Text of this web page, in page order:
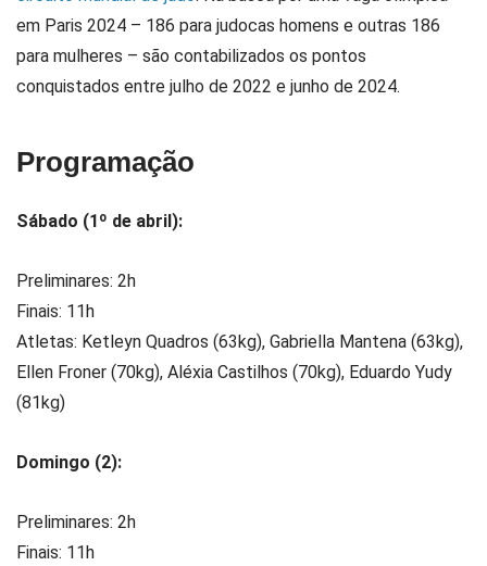
em Paris 2024 – 186 para judocas homens e outras 186
para mulheres – são contabilizados os pontos
conquistados entre julho de 2022 e junho de 2024.
Programação
Sábado (1º de abril):
Preliminares: 2h
Finais: 11h
Atletas: Ketleyn Quadros (63kg), Gabriella Mantena (63kg),
Ellen Froner (70kg), Aléxia Castilhos (70kg), Eduardo Yudy
(81kg)
Domingo (2):
Preliminares: 2h
Finais: 11h